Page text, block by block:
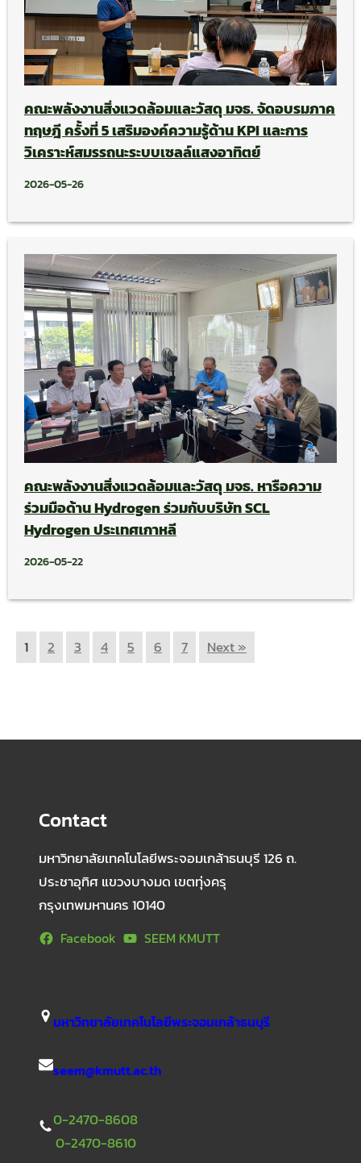
คณะพลังงานสิ่งแวดล้อมและวัสดุ มจธ. จัดอบรมภาค
ทฤษฎี ครั้งที่ 5 เสริมองค์ความรู้ด้าน KPI และการ
วิเคราะห์สมรรถนะระบบเซลล์แสงอาทิตย์
2026-05-26
คณะพลังงานสิ่งแวดล้อมและวัสดุ มจธ. หารือความ
ร่วมมือด้าน Hydrogen ร่วมกับบริษัท SCL
Hydrogen ประเทศเกาหลี
2026-05-22
1 2 3 4 5 6 7 Next »
Contact
มหาวิทยาลัยเทคโนโลยีพระจอมเกล้าธนบุรี 126 ถ.
ประชาอุทิศ แขวงบางมด เขตทุ่งครุ
กรุงเทพมหานคร 10140
Facebook SEEM KMUTT
มหาวิทยาลัยเทคโนโลยีพระจอมเกล้าธนบุรี
seem@kmutt.ac.th
0-2470-8608
0-2470-8610